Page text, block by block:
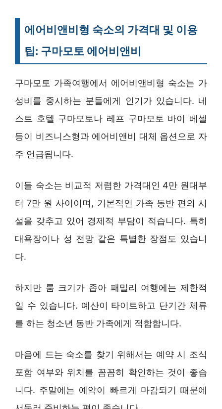
에어비앤비형 숙소의 가격대 및 이용
팁: 구마모토 에어비앤비
구마모토 가족여행에서 에어비앤비형 숙소는 가
성비를 중시하는 분들에게 인기가 있습니다. 네
스트 호텔 구마모토나 레프 구마모토 바이 베셀
등이 비즈니스형과 에어비앤비 대체 옵션으로 자
주 언급됩니다.
이들 숙소는 비교적 저렴한 가격대인 4만 원대부
터 7만 원 사이이며, 기본적인 가족 동반 편의 시
설을 갖추고 있어 경제적 부담이 적습니다. 특히
대욕장이나 성 전망 같은 특별한 장점도 있습니
다.
하지만 룸 크기가 좁아 패밀리 여행에는 제한적
일 수 있습니다. 예산이 타이트하고 단기간 체류
를 하는 청소년 동반 가족에게 적합합니다.
마음에 드는 숙소를 찾기 위해서는 예약 시 조식
포함 여부와 위치를 꼼꼼히 확인하는 것이 좋습
니다. 주말에는 예약이 빠르게 마감되기 때문에